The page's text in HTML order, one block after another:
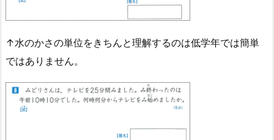
↑水のかさの単位をきちんと理解するのは低学年では簡単
ではありません。